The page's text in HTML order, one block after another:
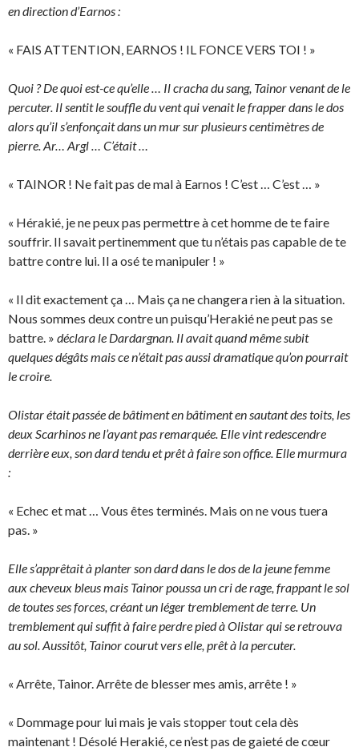
en direction d’Earnos :
« FAIS ATTENTION, EARNOS ! IL FONCE VERS TOI ! »
Quoi ? De quoi est-ce qu’elle … Il cracha du sang, Tainor venant de le
percuter. Il sentit le souffle du vent qui venait le frapper dans le dos
alors qu’il s’enfonçait dans un mur sur plusieurs centimètres de
pierre. Ar… Argl … C’était …
« TAINOR ! Ne fait pas de mal à Earnos ! C’est … C’est … »
« Hérakié, je ne peux pas permettre à cet homme de te faire
souffrir. Il savait pertinemment que tu n’étais pas capable de te
battre contre lui. Il a osé te manipuler ! »
« Il dit exactement ça … Mais ça ne changera rien à la situation.
Nous sommes deux contre un puisqu’Herakié ne peut pas se
battre. » déclara le Dardargnan. Il avait quand même subit
quelques dégâts mais ce n’était pas aussi dramatique qu’on pourrait
le croire.
Olistar était passée de bâtiment en bâtiment en sautant des toits, les
deux Scarhinos ne l’ayant pas remarquée. Elle vint redescendre
derrière eux, son dard tendu et prêt à faire son office. Elle murmura
:
« Echec et mat … Vous êtes terminés. Mais on ne vous tuera
pas. »
Elle s’apprêtait à planter son dard dans le dos de la jeune femme
aux cheveux bleus mais Tainor poussa un cri de rage, frappant le sol
de toutes ses forces, créant un léger tremblement de terre. Un
tremblement qui suffit à faire perdre pied à Olistar qui se retrouva
au sol. Aussitôt, Tainor courut vers elle, prêt à la percuter.
« Arrête, Tainor. Arrête de blesser mes amis, arrête ! »
« Dommage pour lui mais je vais stopper tout cela dès
maintenant ! Désolé Herakié, ce n’est pas de gaieté de cœur